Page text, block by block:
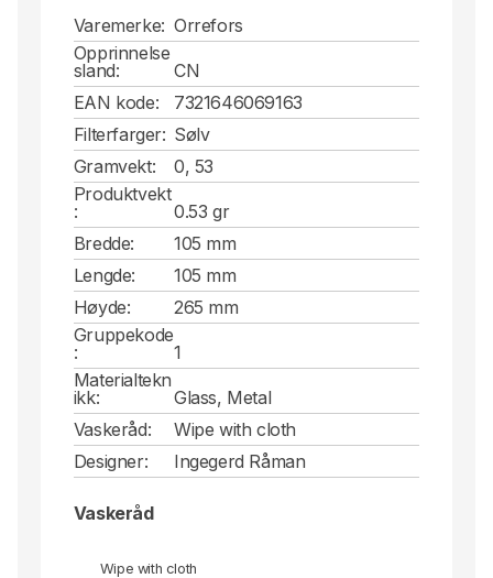
Varemerke: Orrefors
Opprinnelse
sland:
CN
EAN kode:
7321646069163
Filterfarger: Sølv
Gramvekt:
0, 53
Produktvekt
:
0.53 gr
Bredde:
105 mm
Lengde:
105 mm
Høyde:
265 mm
Gruppekode
:
1
Materialtekn
ikk:
Glass, Metal
Vaskeråd:
Wipe with cloth
Designer:
Ingegerd Råman
Vaskeråd
Wipe with cloth